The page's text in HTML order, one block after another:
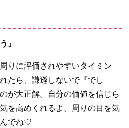
』
りに評価されやすいタイミン
たら、謙遜しないで『でし
が大正解。自分の価値を信じら
を高めくれるよ。周りの目を気
んでね♡